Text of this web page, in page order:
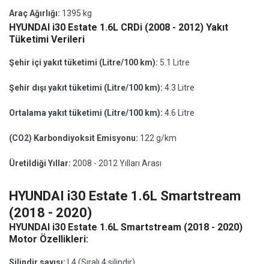
Araç Ağırlığı: 1395 kg
HYUNDAI i30 Estate 1.6L CRDi (2008 - 2012) Yakıt
Tüketimi Verileri
Şehir içi yakıt tüketimi (Litre/100 km): 5.1 Litre
Şehir dışı yakıt tüketimi (Litre/100 km): 4.3 Litre
Ortalama yakıt tüketimi (Litre/100 km): 4.6 Litre
(CO2) Karbondiyoksit Emisyonu: 122 g/km
Üretildiği Yıllar: 2008 - 2012 Yılları Arası
HYUNDAI i30 Estate 1.6L Smartstream
(2018 - 2020)
HYUNDAI i30 Estate 1.6L Smartstream (2018 - 2020)
Motor Özellikleri: